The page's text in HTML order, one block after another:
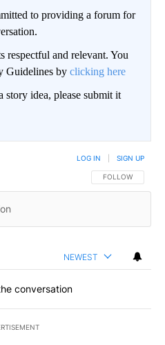
to providing a forum for
respectful and relevant. You
Guidelines by clicking here
idea, please submit it
FOLLOW THIS
FOLLOW
LOG IN SIGN UP
NEWEST
conversation